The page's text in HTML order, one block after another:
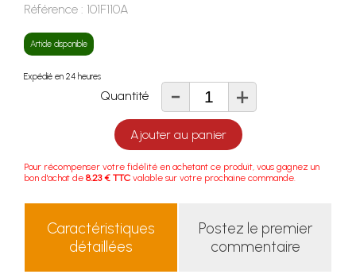
Référence : 101F110A
Article disponible
Expédié en 24 heures
Quantité - +
Ajouter au panier
Pour récompenser votre fidélité en achetant ce produit, vous gagnez un
bon d'achat de 8.23 € TTC valable sur votre prochaine commande.
Caractéristiques
détaillées
Postez le premier
commentaire